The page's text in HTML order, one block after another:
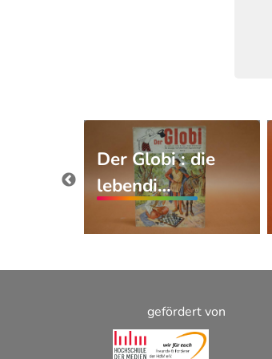
Der Globi : die
lebendi…
gefördert von